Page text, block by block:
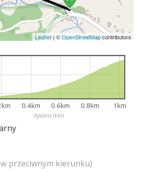
Leaflet | ©OpenStreetMapcontributors
dystans (km)
0.4km 0.6km 0.8km 1km
przeciwnym kierunku)